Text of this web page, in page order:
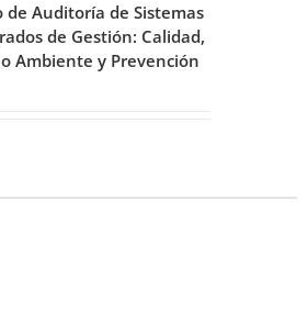
de Auditoría de Sistemas
de Gestión: Calidad,
Ambiente y Prevención